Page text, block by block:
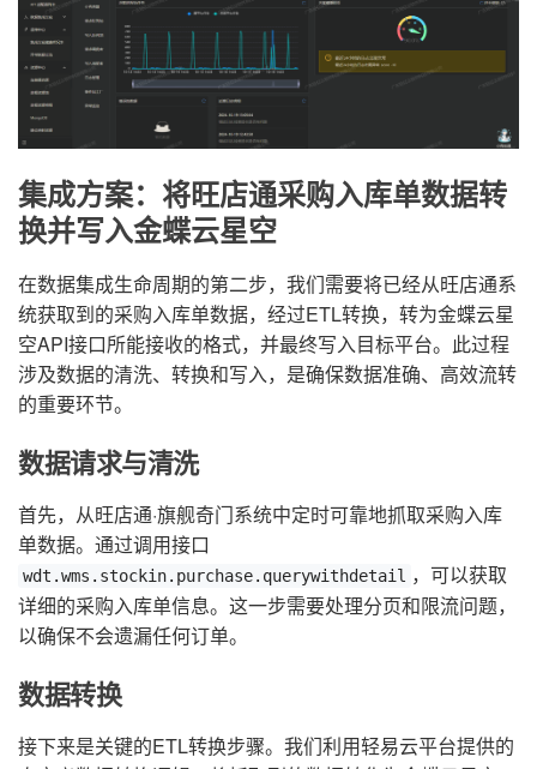
集成方案：将旺店通采购入库单数据转
换并写入金蝶云星空
在数据集成生命周期的第二步，我们需要将已经从旺店通系
统获取到的采购入库单数据，经过ETL转换，转为金蝶云星
空API接口所能接收的格式，并最终写入目标平台。此过程
涉及数据的清洗、转换和写入，是确保数据准确、高效流转
的重要环节。
数据请求与清洗
首先，从旺店通·旗舰奇门系统中定时可靠地抓取采购入库
单数据。通过调用接口
wdt.wms.stockin.purchase.querywithdetail ，可以获取
详细的采购入库单信息。这一步需要处理分页和限流问题，
以确保不会遗漏任何订单。
数据转换
接下来是关键的ETL转换步骤。我们利用轻易云平台提供的